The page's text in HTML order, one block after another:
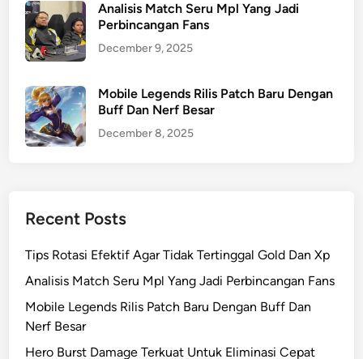
Analisis Match Seru Mpl Yang Jadi
Perbincangan Fans
December 9, 2025
Mobile Legends Rilis Patch Baru Dengan
Buff Dan Nerf Besar
December 8, 2025
Recent Posts
Tips Rotasi Efektif Agar Tidak Tertinggal Gold Dan Xp
Analisis Match Seru Mpl Yang Jadi Perbincangan Fans
Mobile Legends Rilis Patch Baru Dengan Buff Dan
Nerf Besar
Hero Burst Damage Terkuat Untuk Eliminasi Cepat